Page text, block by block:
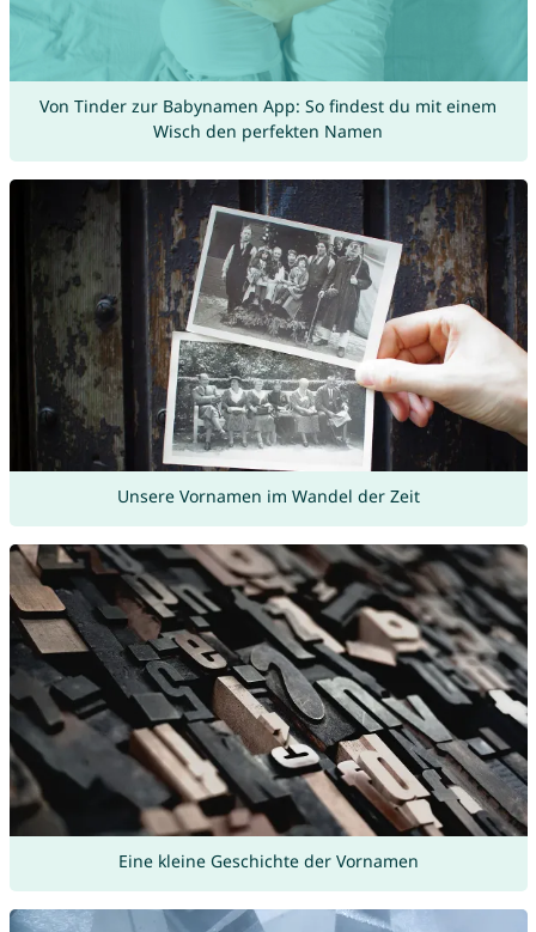
Von Tinder zur Babynamen App: So findest du mit einem
Wisch den perfekten Namen
Unsere Vornamen im Wandel der Zeit
Eine kleine Geschichte der Vornamen